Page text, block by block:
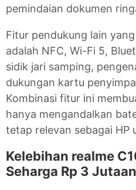
pemindaian dokumen
Fitur pendukung lain
adalah NFC, Wi-Fi 5,
sidik jari samping,
dukungan kartu
Kombinasi fitur ini
hanya mengandalkan
tetap relevan sebagai HP
Kelebihan realme
Seharga Rp 3 Jutaan